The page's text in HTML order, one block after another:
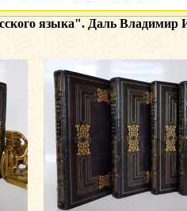
языка". Даль Владимир